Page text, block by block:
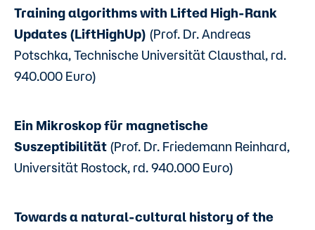
Training algorithms with Lifted High-Rank
Updates (LiftHighUp) (Prof. Dr. Andreas
Potschka, Technische Universität Clausthal, rd.
940.000 Euro)
Ein Mikroskop für magnetische
Suszeptibilität (Prof. Dr. Friedemann Reinhard,
Universität Rostock, rd. 940.000 Euro)
Towards a natural-cultural history of the